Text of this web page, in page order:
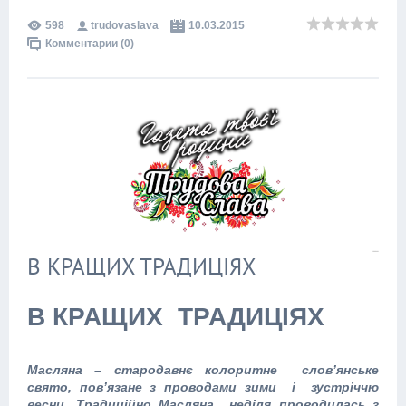
598 trudovaslava
10.03.2015
Комментарии (0)
В КРАЩИХ ТРАДИЦІЯХ
В КРАЩИХ ТРАДИЦІЯХ
Масляна – стародавнє колоритне слов’янське
свято, пов’язане з проводами зими і зустріччю